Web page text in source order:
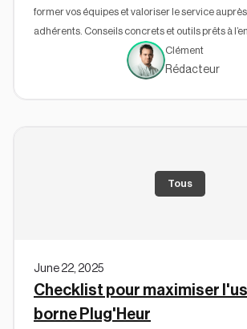
former vos équipes et valoriser le service
adhérents. Conseils concrets et outils prêts à
Clément
Rédacteur
Tous
June 22, 2025
Checklist pour maximiser
borne Plug'Heur